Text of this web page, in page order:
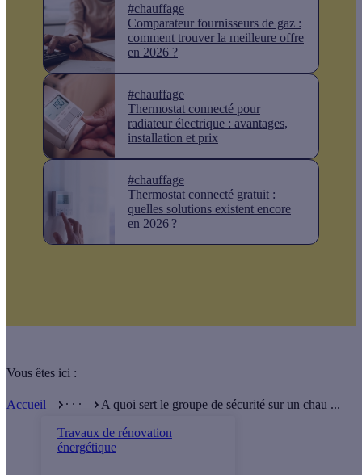
#chauffage
Comparateur fournisseurs de gaz :
comment trouver la meilleure offre
en 2026 ?
#chauffage
Thermostat connecté pour
radiateur électrique : avantages,
installation et prix
#chauffage
Thermostat connecté gratuit :
quelles solutions existent encore
en 2026 ?
Vous êtes ici :
Accueil . . .
Travaux de rénovation
énergétique
A quoi sert le groupe de sécurité sur un chau ...